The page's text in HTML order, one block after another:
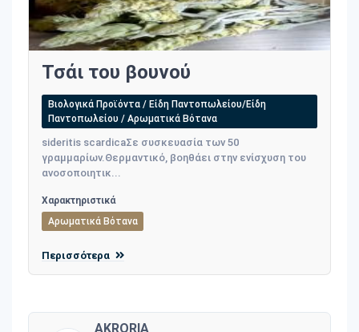
Τσάι του βουνού
Βιολογικά Προϊόντα / Είδη Παντοπωλείου/Είδη
Παντοπωλείου / Αρωματικά Βότανα
sideritis scardicaΣε συσκευασία των 50
γραμμαρίων.Θερμαντικό, βοηθάει στην ενίσχυση του
ανοσοποιητικ...
Χαρακτηριστικά
Αρωματικά Βότανα
Περισσότερα
AKRORIA